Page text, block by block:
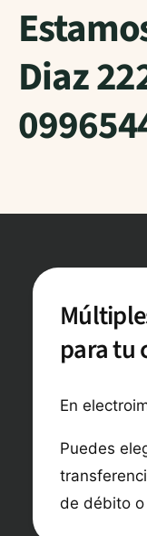
Diaz
para tu
En
Puedes
de débito